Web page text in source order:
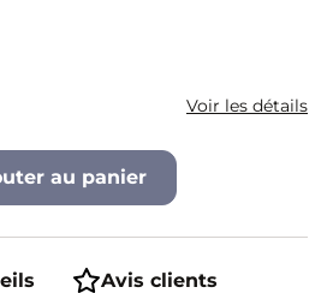
Voir les détails
au panier
Avis clients